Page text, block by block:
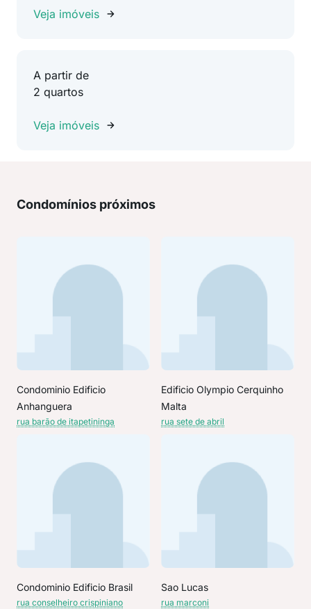
Veja imóveis
A partir de
2 quartos
Veja imóveis
Condomínios próximos
Condominio Edificio
Anhanguera
rua barão de itapetininga
Edificio Olympio Cerquinho
Malta
rua sete de abril
Condominio Edificio Brasil
rua conselheiro crispiniano
Sao Lucas
rua marconi